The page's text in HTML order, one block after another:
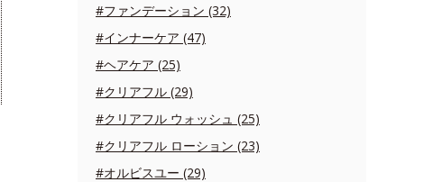
#ファンデーション (32)
#インナーケア (47)
#ヘアケア (25)
#クリアフル (29)
#クリアフル ウォッシュ (25)
#クリアフル ローション (23)
#オルビスユー (29)